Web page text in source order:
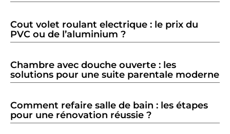
Cout volet roulant electrique : le prix du
PVC ou de l’aluminium ?
Chambre avec douche ouverte : les
solutions pour une suite parentale moderne
Comment refaire salle de bain : les étapes
pour une rénovation réussie ?